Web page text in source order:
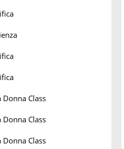
Class
Class
Class